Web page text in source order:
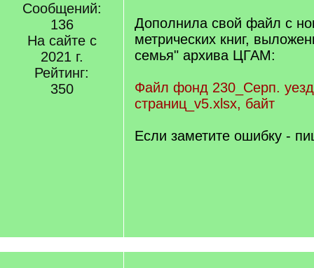
Сообщений:
136
На сайте с
2021 г.
Рейтинг:
350
Дополнила свой файл с
метрических книг,
семья" архива ЦГАМ:
Файл фонд 230_Серп.
страниц_v5.xlsx, байт
Если заметите ошибку -